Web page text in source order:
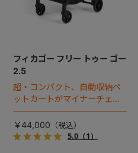
フィカゴー フリー トゥー ゴー
2.5
超・コンパクト、自動収納ペ
ットカートがマイナーチェン
ジ！
￥44,000
5.0（1）